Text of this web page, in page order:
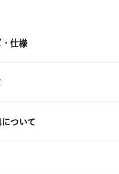
仕様
ついて